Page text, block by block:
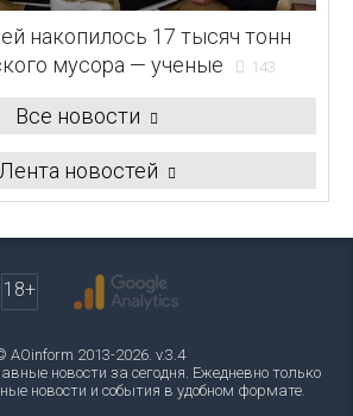
накопилось 17 тысяч тонн
мусора — ученые
143
Все новости
Лента новостей
18+
AOinform 2013-2026. v.3.4
новости за сегодня. Ежедневно только
новости и события в удобном формате.